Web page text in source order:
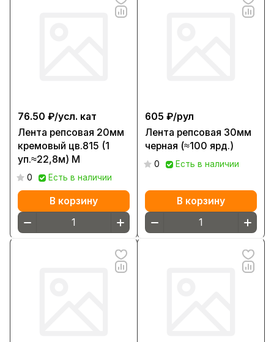
76.50 ₽/усл. кат
Лента репсовая 20мм
кремовый цв.815 (1
уп.≈22,8м) М
0 Есть в наличии
В корзину
605 ₽/рул
Лента репсовая 30мм
черная (≈100 ярд.)
0 Есть в наличии
В корзину